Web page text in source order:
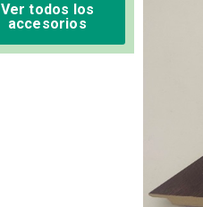
Ver todos los
accesorios